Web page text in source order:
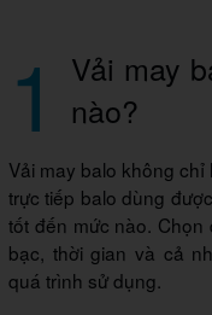
1
Vải may
nào?
Vải may balo không
trực tiếp balo dùng
tốt đến mức nào. Chọn
bạc, thời gian và cả
quá trình sử dụng.